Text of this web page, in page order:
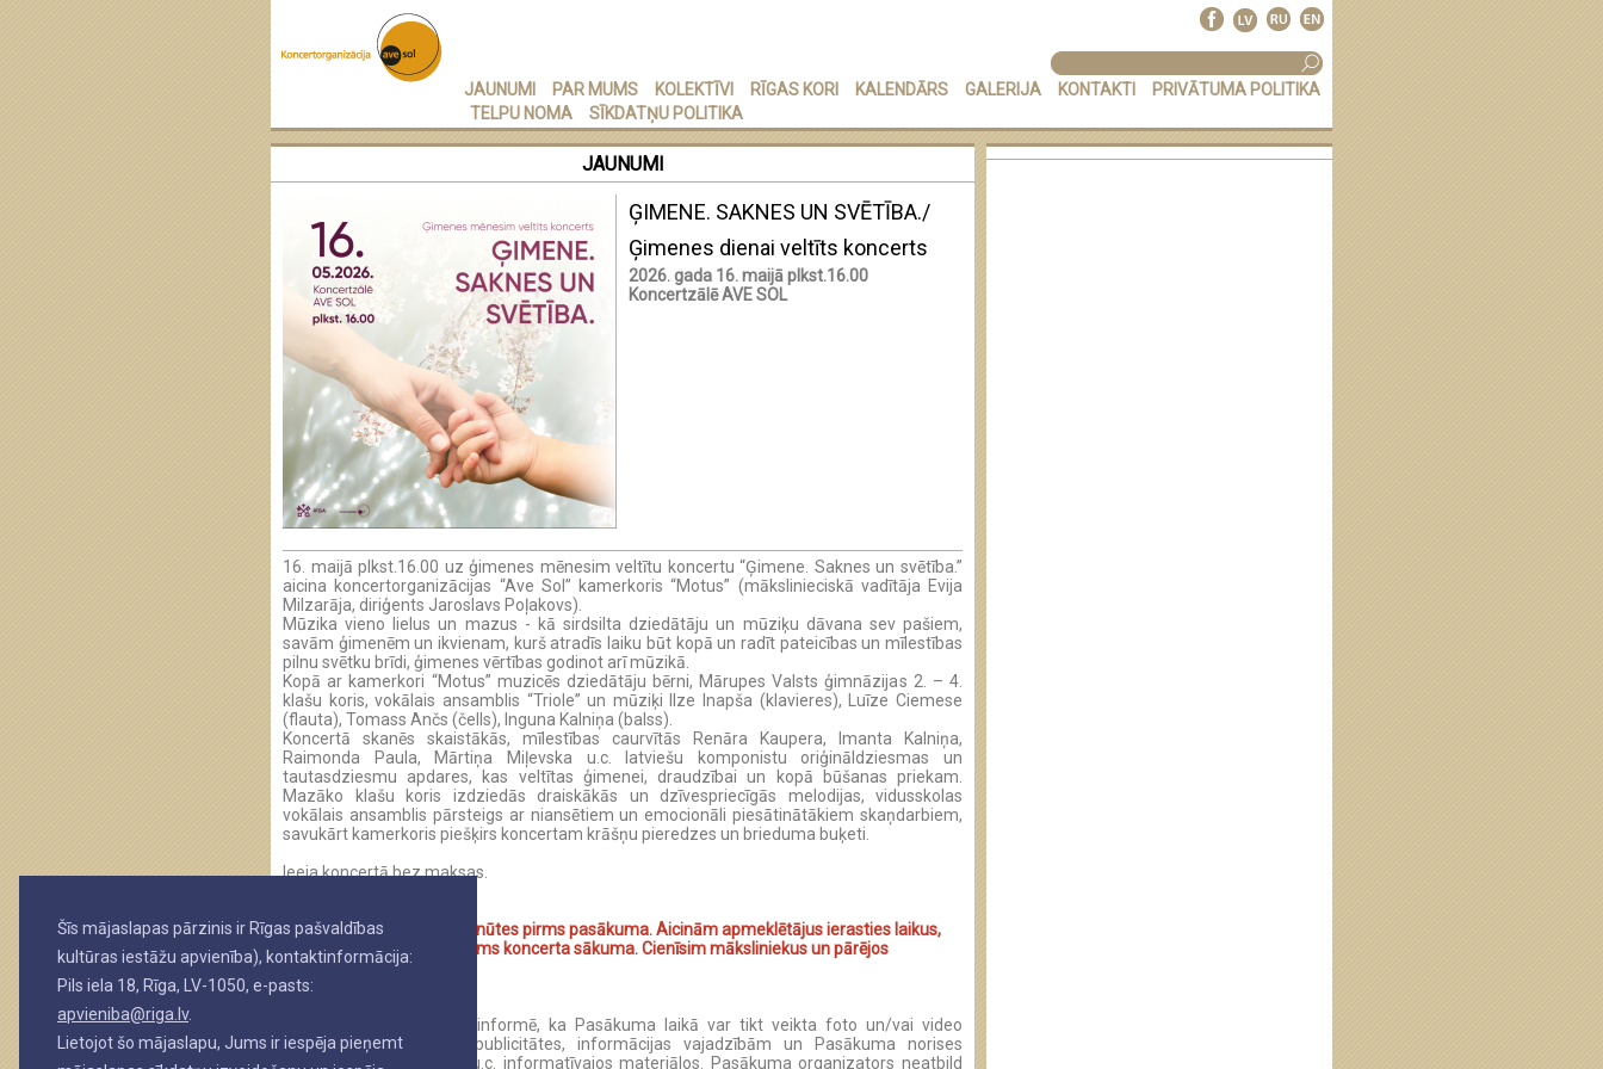
Šīs mājaslapas pārzinis ir Rīgas pašvaldības
kultūras iestāžu apvienība), kontaktinformācija:
Pils iela 18, Rīga, LV-1050, e-pasts:
apvieniba@riga.lv.
Lietojot šo mājaslapu, Jums ir iespēja pieņemt
JAUNUMI PAR MUMS KOLEKTĪVI RĪGAS KORI KALENDĀRS GALERIJA KONTAKTI
PRIVĀTUMA POLITIKA
TELPU NOMA
SĪKDATŅU POLITIKA
JAUNUMI
ĢIMENE. SAKNES UN SVĒTĪBA./
Ģimenes dienai veltīts koncerts
2026. gada 16. maijā plkst.16.00
Koncertzālē AVE SOL
16. maijā plkst.16.00 uz ģimenes mēnesim veltītu koncertu “Ģimene. Saknes un svētība.”
aicina koncertorganizācijas “Ave Sol” kamerkoris “Motus” (mākslinieciskā vadītāja Evija
Milzarāja, diriģents Jaroslavs Poļakovs).
Mūzika vieno lielus un mazus - kā sirdsilta dziedātāju un mūziķu dāvana sev pašiem,
savām ģimenēm un ikvienam, kurš atradīs laiku būt kopā un radīt pateicības un mīlestības
pilnu svētku brīdi, ģimenes vērtības godinot arī mūzikā.
Kopā ar kamerkori “Motus” muzicēs dziedātāju bērni, Mārupes Valsts ģimnāzijas 2. – 4.
klašu koris, vokālais ansamblis “Triole” un mūziķi
Ilze Inapša (klavieres), Luīze Ciemese
(flauta), Tomass Ančs (čells), Inguna Kalniņa (balss).
Koncertā skanēs skaistākās, mīlestības caurvītās Renāra Kaupera, Imanta Kalniņa,
Raimonda Paula, Mārtiņa Miļevska u.c. latviešu komponistu oriģināldziesmas un
tautasdziesmu apdares, kas veltītas ģimenei, draudzībai un kopā būšanas priekam.
Mazāko klašu koris izdziedās draiskākās un dzīvespriecīgās melodijas, vidusskolas
vokālais ansamblis pārsteigs ar niansētiem un emocionāli piesātinātākiem skaņdarbiem,
savukārt kamerkoris piešķirs koncertam krāšņu pieredzes un brieduma buķeti.
Ieeja koncertā bez maksas.
Koncertzāle atvērta 45 minūtes pirms pasākuma. Aicinām apmeklētājus ierasties laikus,
ne vēlāk kā 10 minūtes pirms koncerta sākuma. Cienīsim māksliniekus un pārējos
apmeklētājus.
Pasākuma organizators informē, ka Pasākuma laikā var tikt veikta foto un/vai video
fiksācija, izmantošanai publicitātes, informācijas vajadzībām un Pasākuma norises
atspoguļošanai medijos u.c. informatīvajos materiālos. Pasākuma organizators neatbild